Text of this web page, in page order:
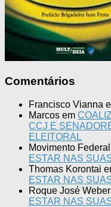
Comentários
Francisco Vianna
Marcos em
CCJ E
ELEITORAL
Movimento
ESTAR NAS
Thomas Korontai
ESTAR NAS
Roque José
ESTAR NAS